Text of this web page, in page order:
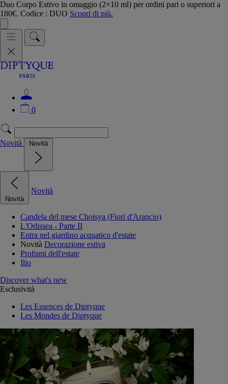
Duo Corpo Estivo in omaggio (2×10 ml) per ordini pari o superiori a
180€. Codice : DUO Scopri di più.
0
Novità Novità
Novità
Novità
Candela del mese Choisya (Fiori d'Arancio)
L'Odissea - Parte II
Entra nel giardino acquatico d'estate
Novità Decorazione estiva
Profumi dell'estate
Ilio
Discover what's new
Esclusività
Les Essences de Diptyque
Les Mondes de Diptyque